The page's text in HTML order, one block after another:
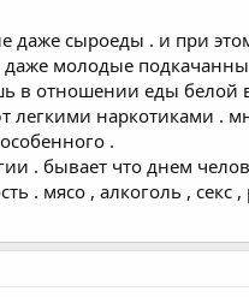
даже сыроеды . и при
. даже молодые
в отношении еды белой
легкими наркотиками .
.
. бывает что днем
. мясо , алкоголь , секс ,